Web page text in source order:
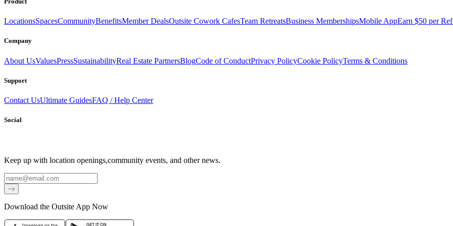
LocationsSpacesCommunityBenefitsMember DealsOutsite Cowork CafesTeam RetreatsBusiness MembershipsMobile AppEarn $50 per
Company
About UsValuesPressSustainabilityReal Estate PartnersBlogCode of ConductPrivacy PolicyCookie PolicyTerms & Conditions
Support
Contact UsUltimate GuidesFAQ / Help Center
Social
Keep up with location openings,community events, and other news.
Email
Download the Outsite App Now